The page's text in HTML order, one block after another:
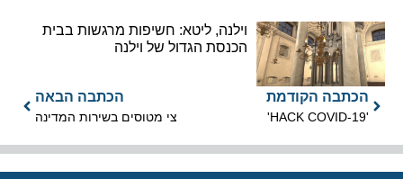
וילנה, ליטא: חשיפות מרגשות בבית
הכנסת הגדול של וילנה
הכתבה הקודמת הכתבה הבאה
צי מטוסים בשירות המדינה